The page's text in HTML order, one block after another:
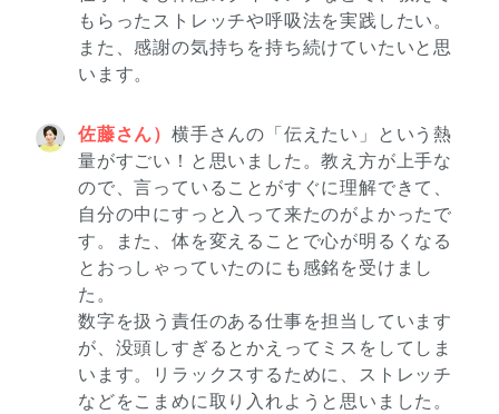
もらったストレッチや呼吸法を実践したい。
また、感謝の気持ちを持ち続けていたいと思
います。
佐藤さん） 横手さんの「伝えたい」という熱
量がすごい！と思いました。教え方が上手な
ので、言っていることがすぐに理解できて、
自分の中にすっと入って来たのがよかったで
す。また、体を変えることで心が明るくなる
とおっしゃっていたのにも感銘を受けまし
た。
数字を扱う責任のある仕事を担当しています
が、没頭しすぎるとかえってミスをしてしま
います。リラックスするために、ストレッチ
などをこまめに取り入れようと思いました。